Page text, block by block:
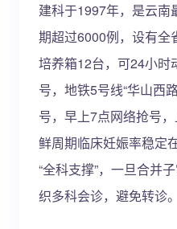
建科于1997年，是云南
期超过6000例，设有全
培养箱12台，可24小时
号，地铁5号线“华山西
号，早上7点网络抢号
鲜周期临床妊娠率稳定
“全科支撑”，一旦合并
织多科会诊，避免转诊。